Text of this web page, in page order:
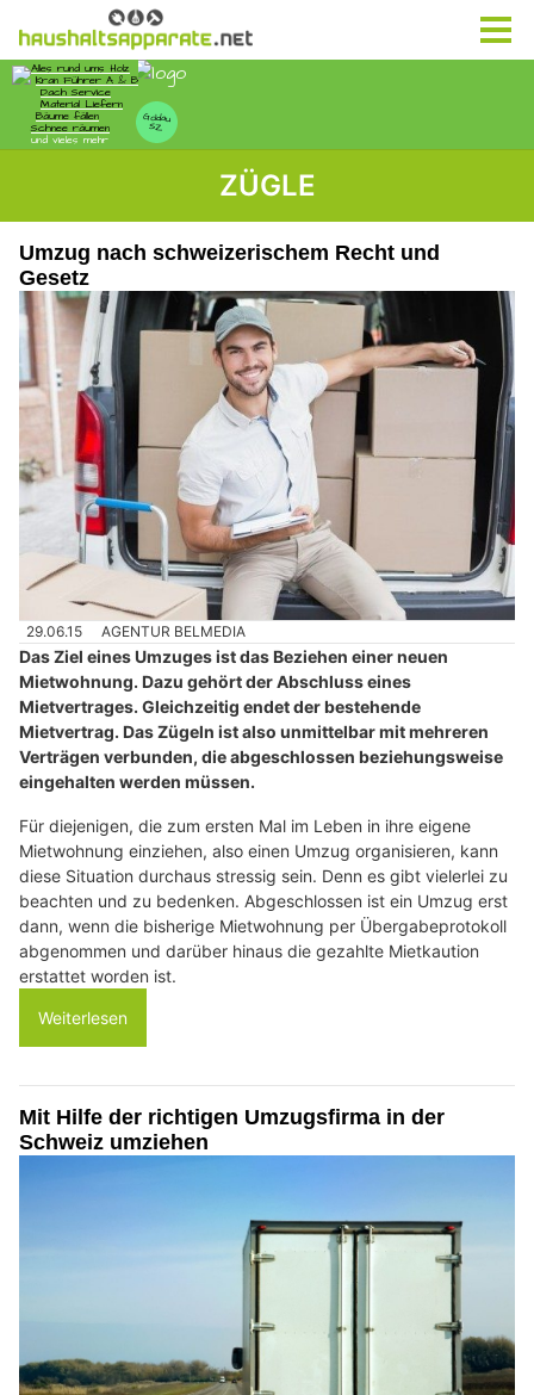
ZÜGLE
Umzug nach schweizerischem Recht und
Gesetz
29.06.15 AGENTUR BELMEDIA
Das Ziel eines Umzuges ist das Beziehen einer neuen
Mietwohnung. Dazu gehört der Abschluss eines
Mietvertrages. Gleichzeitig endet der bestehende
Mietvertrag. Das Zügeln ist also unmittelbar mit mehreren
Verträgen verbunden, die abgeschlossen beziehungsweise
eingehalten werden müssen.
Für diejenigen, die zum ersten Mal im Leben in ihre eigene
Mietwohnung einziehen, also einen Umzug organisieren, kann
diese Situation durchaus stressig sein. Denn es gibt vielerlei zu
beachten und zu bedenken. Abgeschlossen ist ein Umzug erst
dann, wenn die bisherige Mietwohnung per Übergabeprotokoll
abgenommen und darüber hinaus die gezahlte Mietkaution
erstattet worden ist.
Weiterlesen
Mit Hilfe der richtigen Umzugsfirma in der
Schweiz umziehen